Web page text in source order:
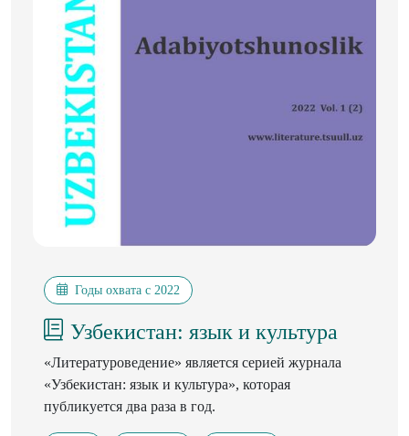
Годы охвата с 2022
Узбекистан: язык и культура
«Литературоведение» является серией журнала
«Узбекистан: язык и культура», которая
публикуется два раза в год.